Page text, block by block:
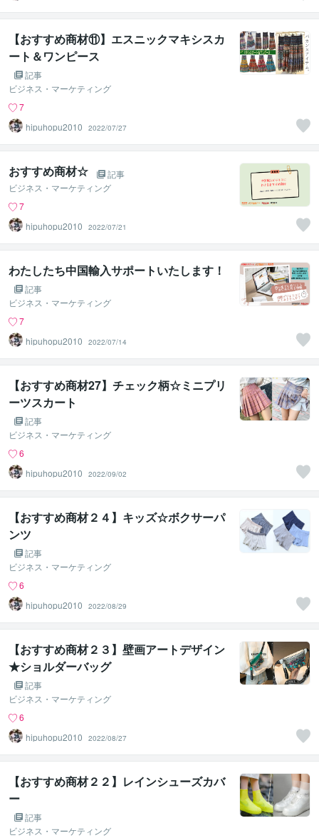
【おすすめ商材⑪】エスニックマキシスカ
ート＆ワンピース
記事
ビジネス・マーケティング
7
hipuhopu2010
2022/07/27
おすすめ商材☆
記事
ビジネス・マーケティング
7
hipuhopu2010
2022/07/21
わたしたち中国輸入サポートいたします！
記事
ビジネス・マーケティング
7
hipuhopu2010
2022/07/14
【おすすめ商材27】チェック柄☆ミニプリ
ーツスカート
記事
ビジネス・マーケティング
6
hipuhopu2010
2022/09/02
【おすすめ商材２４】キッズ☆ボクサーパ
ンツ
記事
ビジネス・マーケティング
6
hipuhopu2010
2022/08/29
【おすすめ商材２３】壁画アートデザイン
★ショルダーバッグ
記事
ビジネス・マーケティング
6
hipuhopu2010
2022/08/27
【おすすめ商材２２】レインシューズカバ
ー
記事
ビジネス・マーケティング